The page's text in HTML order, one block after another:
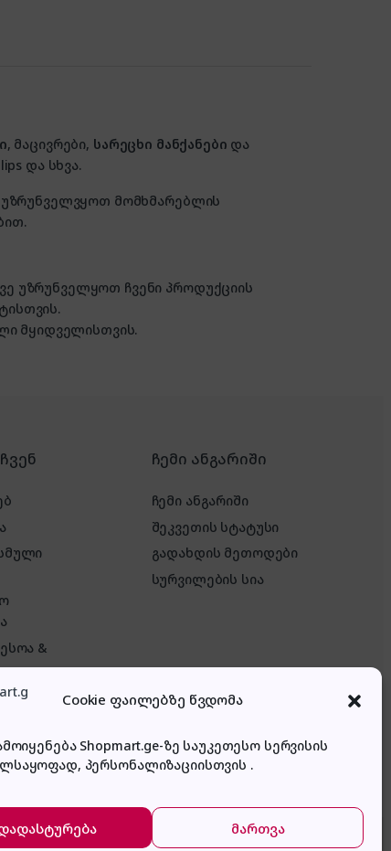
Cookie ფაილებზე წვდომა
Shopmart.ge-ზე საუკეთესო სერვისის
პერსონალიზაციისთვის .
მართვა
, მაცივრები, სარეცხი მანქანები და
და სხვა.
უზრუნველვყოთ მომხმარებლის
უზრუნველყოთ ჩვენი პროდუქციის
მყიდველისთვის.
&
ჩემი ანგარიში
ჩემი ანგარიში
შეკვეთის სტატუსი
გადახდის მეთოდები
სურვილების სია